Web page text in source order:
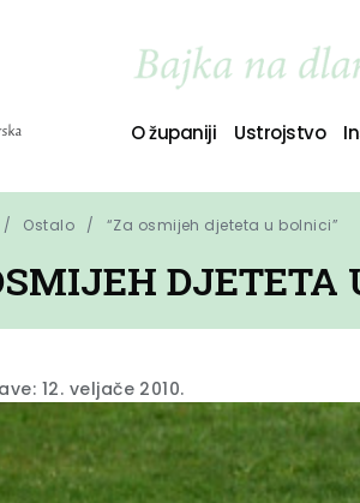
O županiji Ustrojstvo
Ostalo “Za osmijeh djeteta u bolnici”
DJETETA
12. veljače 2010.